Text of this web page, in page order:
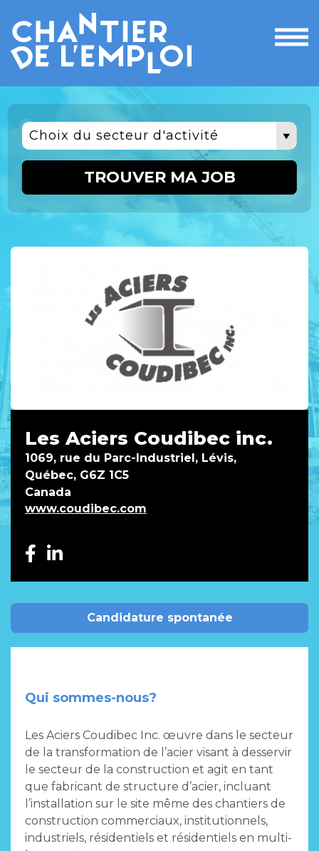
le
Choix du secteur d'activité
TROUVER MA JOB
Les Aciers Coudibec inc.
1069, rue du Parc-Industriel, Lévis,
Québec, G6Z 1C5
Canada
www.coudibec.com
Candidature spontanée
Qui sommes-nous?
Les Aciers Coudibec Inc. œuvre dans le secteur
de la transformation de l’acier visant à desservir
le secteur de la construction et agit en tant
que fabricant de structure d’acier, incluant
l’installation sur le site même des chantiers de
construction commerciaux, institutionnels,
industriels, résidentiels et résidentiels en multi-